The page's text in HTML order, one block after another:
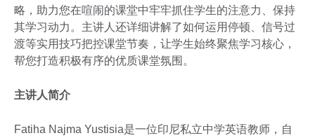
略，助力您在喧闹的课堂中牢牢抓住学生的注意力、保持
其学习动力。主讲人还详细讲解了如何运用停顿、信号过
渡等实用技巧把控课堂节奏，让学生始终聚焦学习核心，
帮您打造积极有序的优质课堂氛围。
主讲人简介
Fatiha Najma Yustisia是一位印尼私立中学英语教师，自